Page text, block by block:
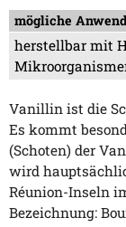
mögliche
herstellbar mit
Vanillin ist die
Es kommt
(Schoten) der
wird
Réunion-Inseln
Bezeichnung: